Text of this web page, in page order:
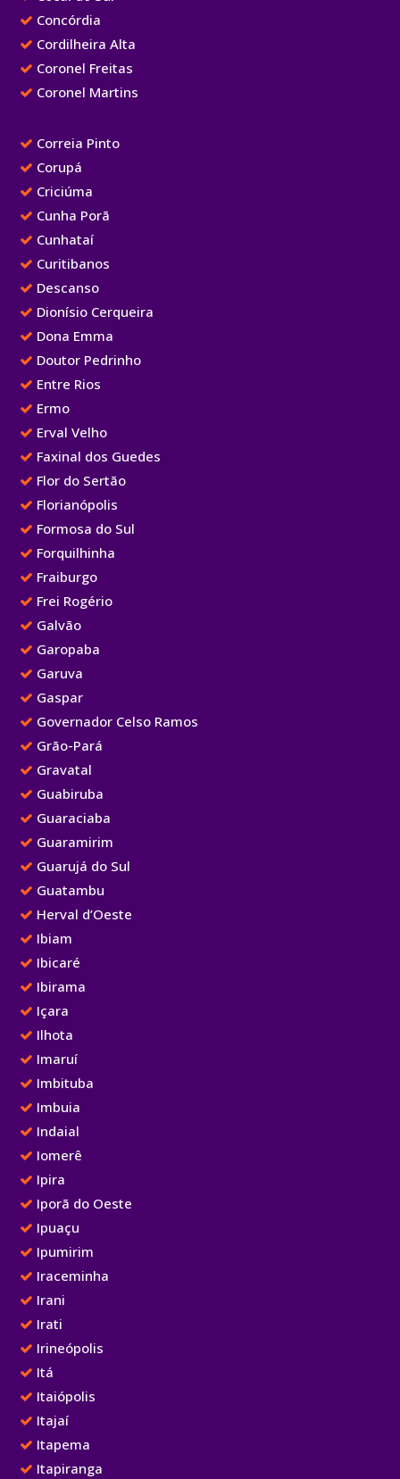
Concórdia
Cordilheira Alta
Coronel Freitas
Coronel Martins
Correia Pinto
Corupá
Criciúma
Cunha Porã
Cunhataí
Curitibanos
Descanso
Dionísio Cerqueira
Dona Emma
Doutor Pedrinho
Entre Rios
Ermo
Erval Velho
Faxinal dos Guedes
Flor do Sertão
Florianópolis
Formosa do Sul
Forquilhinha
Fraiburgo
Frei Rogério
Galvão
Garopaba
Garuva
Gaspar
Governador Celso Ramos
Grão-Pará
Gravatal
Guabiruba
Guaraciaba
Guaramirim
Guarujá do Sul
Guatambu
Herval d’Oeste
Ibiam
Ibicaré
Ibirama
Içara
Ilhota
Imaruí
Imbituba
Imbuia
Indaial
Iomerê
Ipira
Iporã do Oeste
Ipuaçu
Ipumirim
Iraceminha
Irani
Irati
Irineópolis
Itá
Itaiópolis
Itajaí
Itapema
Itapiranga